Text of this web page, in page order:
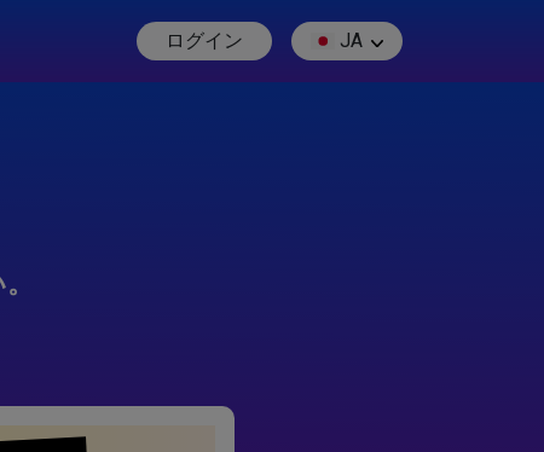
ログイン JA